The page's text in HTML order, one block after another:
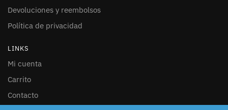
Devoluciones y reembolsos
Política de privacidad
LINKS
Mi cuenta
Carrito
Contacto